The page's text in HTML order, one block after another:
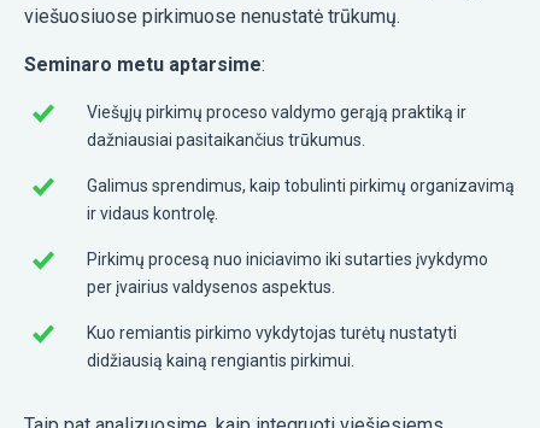
viešuosiuose pirkimuose nenustatė trūkumų.
Seminaro metu aptarsime:
Viešųjų pirkimų proceso valdymo gerąją praktiką ir
dažniausiai pasitaikančius trūkumus.
Galimus sprendimus, kaip tobulinti pirkimų organizavimą
ir vidaus kontrolę.
Pirkimų procesą nuo iniciavimo iki sutarties įvykdymo
per įvairius valdysenos aspektus.
Kuo remiantis pirkimo vykdytojas turėtų nustatyti
didžiausią kainą rengiantis pirkimui.